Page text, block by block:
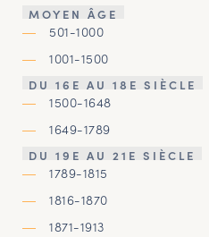
MOYEN ÂGE
501-1000
1001-1500
DU 16E AU 18E SIÈCLE
1500-1648
1649-1789
DU 19E AU 21E SIÈCLE
1789-1815
1816-1870
1871-1913